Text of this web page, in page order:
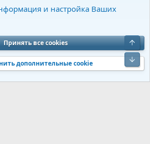
DCom
и правила
Помощь
S
S
® © 2010-2026 XenForo Ltd. Перевод от
s9e/MediaSites
и настройка Ваших
Принять все cookies
дополнительные cookie
Верх
Низ